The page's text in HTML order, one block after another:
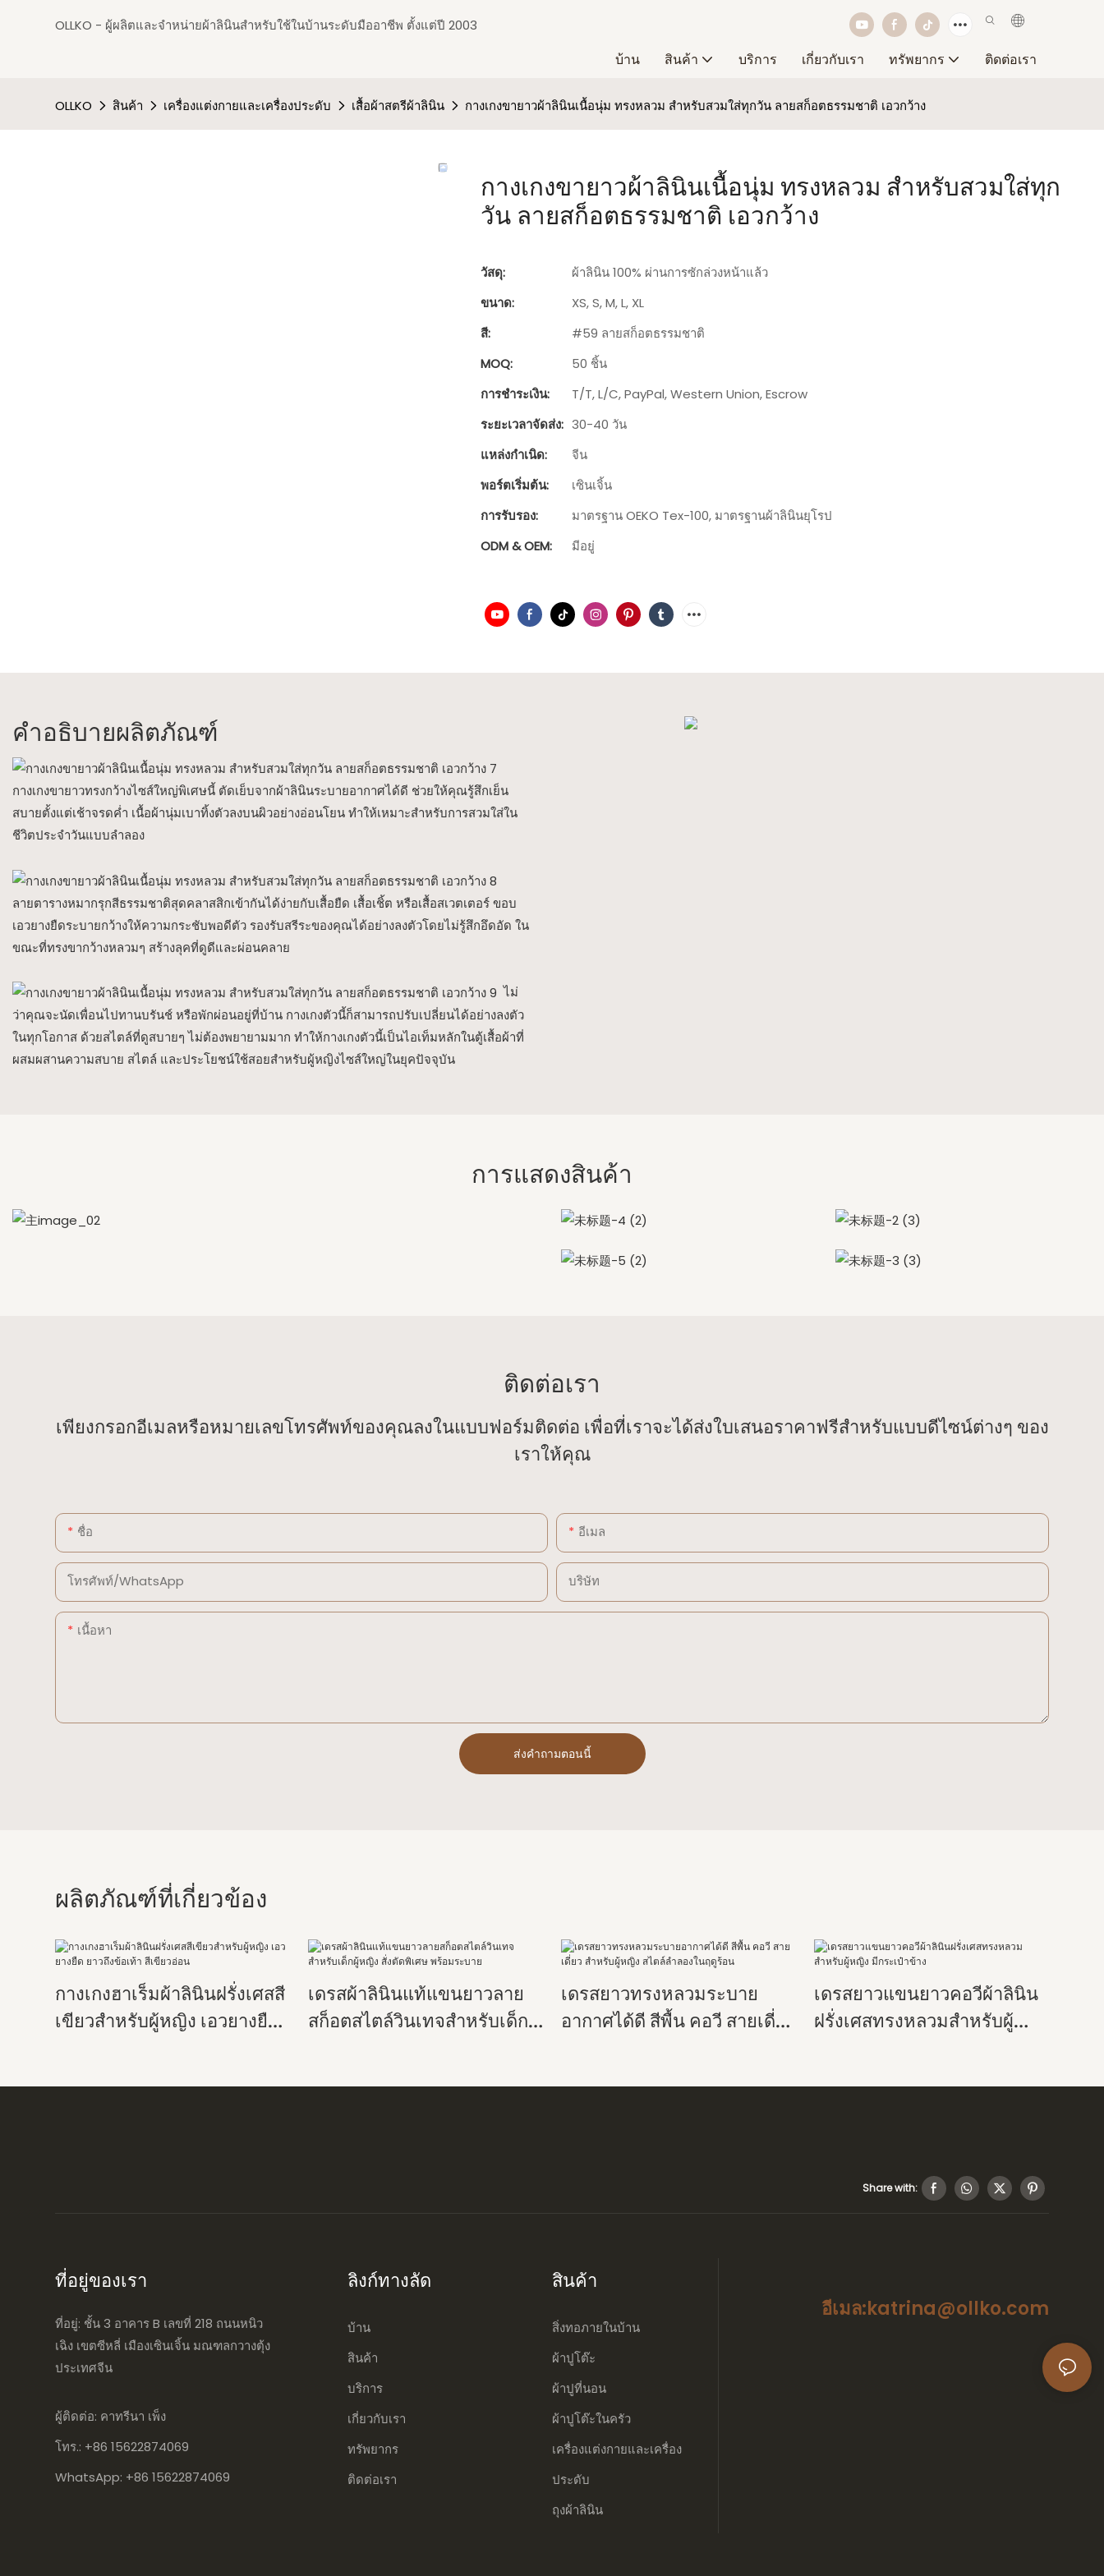
OLLKO - ผู้ผลิตและจำหน่ายผ้าลินินสำหรับใช้ในบ้านระดับมืออาชีพ ตั้งแต่ปี 2003
บ้าน สินค้า บริการ เกี่ยวกับเรา ทรัพยากร ติดต่อเรา
OLLKO สินค้า เครื่องแต่งกายและเครื่องประดับ เสื้อผ้าสตรีผ้าลินิน กางเกงขายาวผ้าลินินเนื้อนุ่ม ทรงหลวม สำหรับสวมใส่ทุกวัน ลายสก็อตธรรมชาติ เอวกว้าง
กางเกงขายาวผ้าลินินเนื้อนุ่ม ทรงหลวม สำหรับสวมใส่ทุก
วัน ลายสก็อตธรรมชาติ เอวกว้าง
วัสดุ:
ผ้าลินิน 100% ผ่านการซักล่วงหน้าแล้ว
ขนาด:
XS, S, M, L, XL
สี:
#59 ลายสก็อตธรรมชาติ
MOQ:
50 ชิ้น
การชำระเงิน:
T/T, L/C, PayPal, Western Union, Escrow
ระยะเวลาจัดส่ง: 30-40 วัน
แหล่งกำเนิด:
จีน
พอร์ตเริ่มต้น:
เซินเจิ้น
การรับรอง:
มาตรฐาน OEKO Tex-100, มาตรฐานผ้าลินินยุโรป
ODM & OEM:
มีอยู่
คำอธิบายผลิตภัณฑ์
กางเกงขายาวทรงกว้างไซส์ใหญ่พิเศษนี้ ตัดเย็บจากผ้าลินินระบายอากาศได้ดี ช่วยให้คุณรู้สึกเย็น
สบายตั้งแต่เช้าจรดค่ำ เนื้อผ้านุ่มเบาทิ้งตัวลงบนผิวอย่างอ่อนโยน ทำให้เหมาะสำหรับการสวมใส่ใน
ชีวิตประจำวันแบบลำลอง
ลายตารางหมากรุกสีธรรมชาติสุดคลาสสิกเข้ากันได้ง่ายกับเสื้อยืด เสื้อเชิ้ต หรือเสื้อสเวตเตอร์ ขอบ
เอวยางยืดระบายกว้างให้ความกระชับพอดีตัว รองรับสรีระของคุณได้อย่างลงตัวโดยไม่รู้สึกอึดอัด ใน
ขณะที่ทรงขากว้างหลวมๆ สร้างลุคที่ดูดีและผ่อนคลาย
ไม่
ว่าคุณจะนัดเพื่อนไปทานบรันช์ หรือพักผ่อนอยู่ที่บ้าน กางเกงตัวนี้ก็สามารถปรับเปลี่ยนได้อย่างลงตัว
ในทุกโอกาส ด้วยสไตล์ที่ดูสบายๆ ไม่ต้องพยายามมาก ทำให้กางเกงตัวนี้เป็นไอเท็มหลักในตู้เสื้อผ้าที่
ผสมผสานความสบาย สไตล์ และประโยชน์ใช้สอยสำหรับผู้หญิงไซส์ใหญ่ในยุคปัจจุบัน
การแสดงสินค้า
ติดต่อเรา
เพียงกรอกอีเมลหรือหมายเลขโทรศัพท์ของคุณลงในแบบฟอร์มติดต่อ เพื่อที่เราจะได้ส่งใบเสนอราคาฟรีสำหรับแบบดีไซน์ต่างๆ ของ
เราให้คุณ
ชื่อ อีเมล
โทรศัพท์/WhatsApp บริษัท
เนื้อหา
ส่งคำถามตอนนี้
ผลิตภัณฑ์ที่เกี่ยวข้อง
กางเกงฮาเร็มผ้าลินินฝรั่งเศสสี
เขียวสำหรับผู้หญิง เอวยางยืด
เดรสผ้าลินินแท้แขนยาวลาย
สก็อตสไตล์วินเทจสำหรับเด็กผู้
เดรสยาวทรงหลวมระบาย
อากาศได้ดี สีพื้น คอวี สายเดี่ยว
เดรสยาวแขนยาวคอวีผ้าลินิน
ฝรั่งเศสทรงหลวมสำหรับผู้
Share with:
ที่อยู่ของเรา
ที่อยู่: ชั้น 3 อาคาร B เลขที่ 218 ถนนหนิว
เฉิง เขตซีหลี่ เมืองเซินเจิ้น มณฑลกวางตุ้ง
ประเทศจีน
ผู้ติดต่อ: คาทรีนา เพ็ง
โทร.: +86 15622874069
WhatsApp: +86 15622874069
ลิงก์ทางลัด
บ้าน
สินค้า
บริการ
เกี่ยวกับเรา
ทรัพยากร
ติดต่อเรา
สินค้า
สิ่งทอภายในบ้าน
ผ้าปูโต๊ะ
ผ้าปูที่นอน
ผ้าปูโต๊ะในครัว
เครื่องแต่งกายและเครื่อง
ประดับ
ถุงผ้าลินิน
อีเมล:katrina@ollko.com